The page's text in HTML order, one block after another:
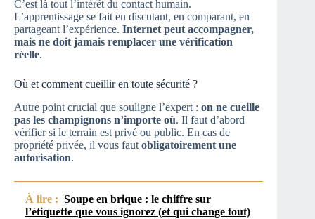
C’est là tout l’intérêt du contact humain.
L’apprentissage se fait en discutant, en comparant, en
partageant l’expérience. Internet peut accompagner,
mais ne doit jamais remplacer une vérification
réelle.
Où et comment cueillir en toute sécurité ?
Autre point crucial que souligne l’expert : on ne cueille
pas les champignons n’importe où. Il faut d’abord
vérifier si le terrain est privé ou public. En cas de
propriété privée, il vous faut obligatoirement une
autorisation.
À lire : Soupe en brique : le chiffre sur
l’étiquette que vous ignorez (et qui change tout)